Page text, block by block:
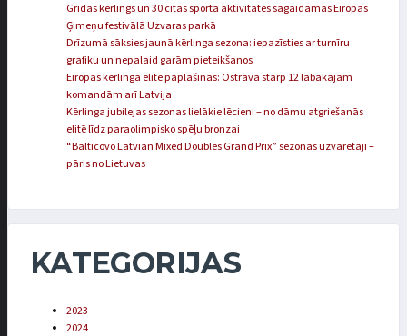
Grīdas kērlings un 30 citas sporta aktivitātes sagaidāmas Eiropas
Ģimeņu festivālā Uzvaras parkā
Drīzumā sāksies jaunā kērlinga sezona: iepazīsties ar turnīru
grafiku un nepalaid garām pieteikšanos
Eiropas kērlinga elite paplašinās: Ostravā starp 12 labākajām
komandām arī Latvija
Kērlinga jubilejas sezonas lielākie lēcieni – no dāmu atgriešanās
elitē līdz paraolimpisko spēļu bronzai
“Balticovo Latvian Mixed Doubles Grand Prix” sezonas uzvarētāji –
pāris no Lietuvas
KATEGORIJAS
2023
2024